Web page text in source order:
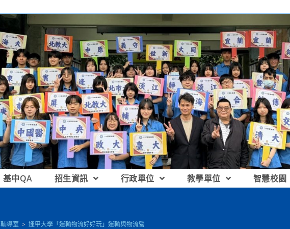
基中QA 招生資訊 行政單位 教學單位 智慧校園
輔導室 > 逢甲大學「運輸物流好好玩」運輸與物流營